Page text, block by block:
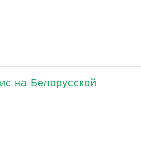
на Белорусской